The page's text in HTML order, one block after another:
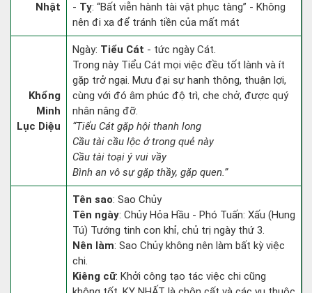
Nhật
- Tỵ: “Bất viễn hành tài vật phục tàng” - Không
nên đi xa để tránh tiền của mất mát
Khổng
Minh
Lục Diệu
Ngày: Tiểu Cát - tức ngày Cát.
Trong này Tiểu Cát mọi việc đều tốt lành và ít
gặp trở ngại. Mưu đại sự hanh thông, thuận lợi,
cùng với đó âm phúc độ trì, che chở, được quý
nhân nâng đỡ.
“Tiểu Cát gặp hội thanh long
Cầu tài cầu lộc ở trong quẻ này
Cầu tài toại ý vui vầy
Bình an vô sự gặp thầy, gặp quen.”
Tên sao: Sao Chủy
Tên ngày: Chủy Hỏa Hầu - Phó Tuấn: Xấu (Hung
Tú) Tướng tinh con khỉ, chủ trị ngày thứ 3.
Nên làm: Sao Chủy không nên làm bất kỳ việc
chi.
Kiêng cữ: Khởi công tạo tác việc chi cũng